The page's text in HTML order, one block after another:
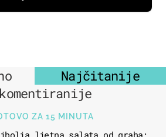
Najčitanije
ZA 15 MINUTA